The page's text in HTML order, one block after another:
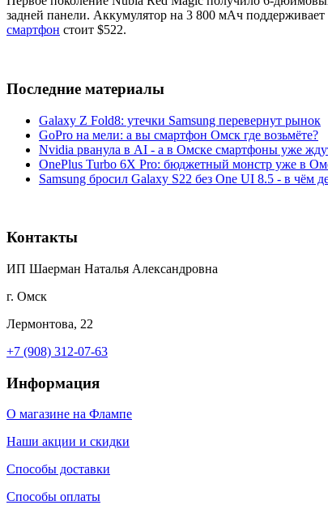
задней панели. Аккумулятор на 3 800 мАч
смартфон стоит $522.
Последние материалы
Galaxy Z Fold8: утечки Samsung перевернут рынок
GoPro на мели: а вы смартфон Омск где возьмёте?
Nvidia рванула в AI - а в Омске смартфоны уже
OnePlus Turbo 6X Pro: бюджетный монстр уже в
Samsung бросил Galaxy S22 без One UI 8.5 - в чём
Контакты
ИП Шаерман Наталья Александровна
г. Омск
Лермонтова, 22
+7 (908) 312-07-63
Информация
О магазине на Флампе
Наши акции и скидки
Способы доставки
Способы оплаты